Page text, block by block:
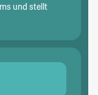
und stellt